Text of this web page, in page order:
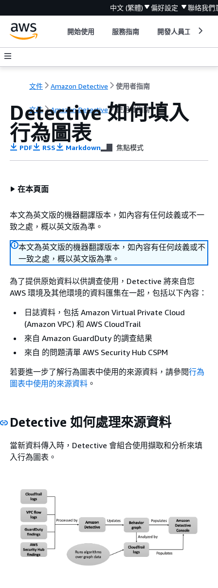
中文 (繁體) 偏好設定 聯絡我們
開始使用 服務指南 開發人員工具
文件 Amazon Detective 使用者指南
文件 Amazon Detective 使用者指南
Detective 如何填入
行為圖表
PDF RSS Markdown 焦點模式
在本頁面
本文為英文版的機器翻譯版本，如內容有任何歧義或不一
致之處，概以英文版為準。
本文為英文版的機器翻譯版本，如內容有任何歧義或不
一致之處，概以英文版為準。
為了提供原始資料以供調查使用，Detective 將來自您
AWS 環境及其他環境的資料匯集在一起，包括以下內容：
日誌資料，包括 Amazon Virtual Private Cloud
(Amazon VPC) 和 AWS CloudTrail
來自 Amazon GuardDuty 的調查結果
來自 的問題清單 AWS Security Hub CSPM
若要進一步了解行為圖表中使用的來源資料，請參閱行為
圖表中使用的來源資料 。
Detective 如何處理來源資料
當新資料傳入時，Detective 會組合使用擷取和分析來填
入行為圖表。